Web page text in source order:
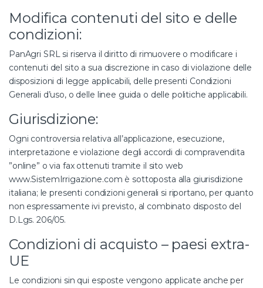
Modifica contenuti del sito e delle
condizioni:
PanAgri SRL si riserva il diritto di rimuovere o modificare i
contenuti del sito a sua discrezione in caso di violazione delle
disposizioni di legge applicabili, delle presenti Condizioni
Generali d’uso, o delle linee guida o delle politiche applicabili.
Giurisdizione:
Ogni controversia relativa all’applicazione, esecuzione,
interpretazione e violazione degli accordi di compravendita
”online” o via fax ottenuti tramite il sito web
www.SistemIrrigazione.com è sottoposta alla giurisdizione
italiana; le presenti condizioni generali si riportano, per quanto
non espressamente ivi previsto, al combinato disposto del
D.Lgs. 206/05.
Condizioni di acquisto – paesi extra-
UE
Le condizioni sin qui esposte vengono applicate anche per